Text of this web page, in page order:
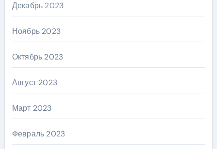
Декабрь 2023
Ноябрь 2023
Октябрь 2023
Август 2023
Март 2023
Февраль 2023